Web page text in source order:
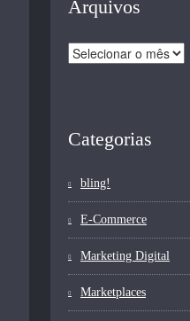
Arquivos
Arquivos
Categorias
bling!
E-Commerce
Marketing Digital
Marketplaces